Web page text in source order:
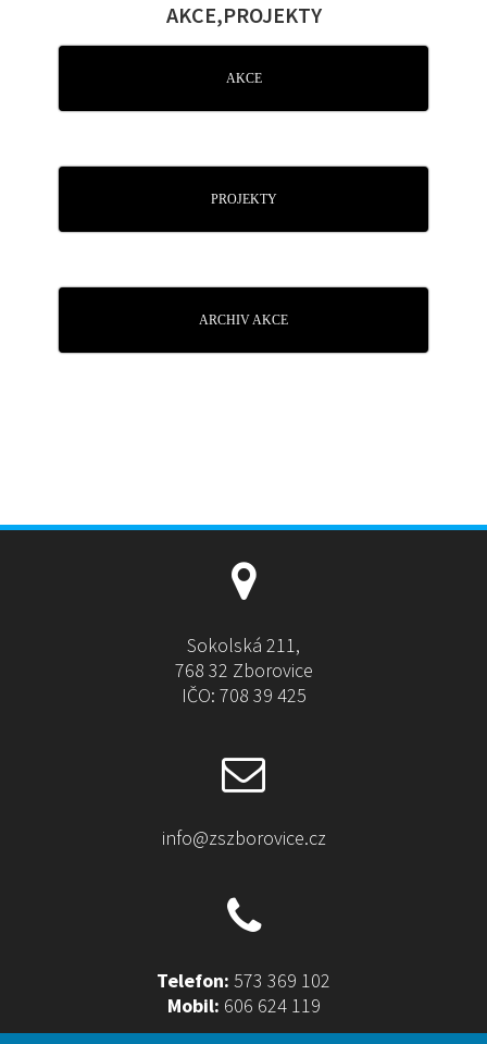
AKCE,PROJEKTY
AKCE
PROJEKTY
ARCHIV AKCE
Sokolská 211,
768 32 Zborovice
IČO: 708 39 425
info@zszborovice.cz
Telefon: 573 369 102
Mobil: 606 624 119